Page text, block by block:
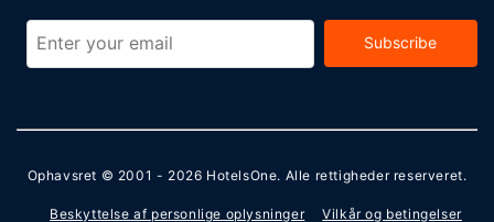
Subscribe
Ophavsret © 2001 - 2026 HotelsOne. Alle rettigheder reserveret.
Beskyttelse af personlige oplysninger Vilkår og betingelser